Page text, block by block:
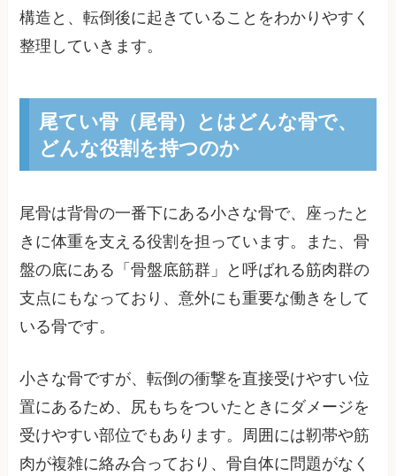
構造と、転倒後に起きていることをわかりやすく
整理していきます。
尾てい骨（尾骨）とはどんな骨で、
どんな役割を持つのか
尾骨は背骨の一番下にある小さな骨で、座ったと
きに体重を支える役割を担っています。また、骨
盤の底にある「骨盤底筋群」と呼ばれる筋肉群の
支点にもなっており、意外にも重要な働きをして
いる骨です。
小さな骨ですが、転倒の衝撃を直接受けやすい位
置にあるため、尻もちをついたときにダメージを
受けやすい部位でもあります。周囲には靭帯や筋
肉が複雑に絡み合っており、骨自体に問題がなく